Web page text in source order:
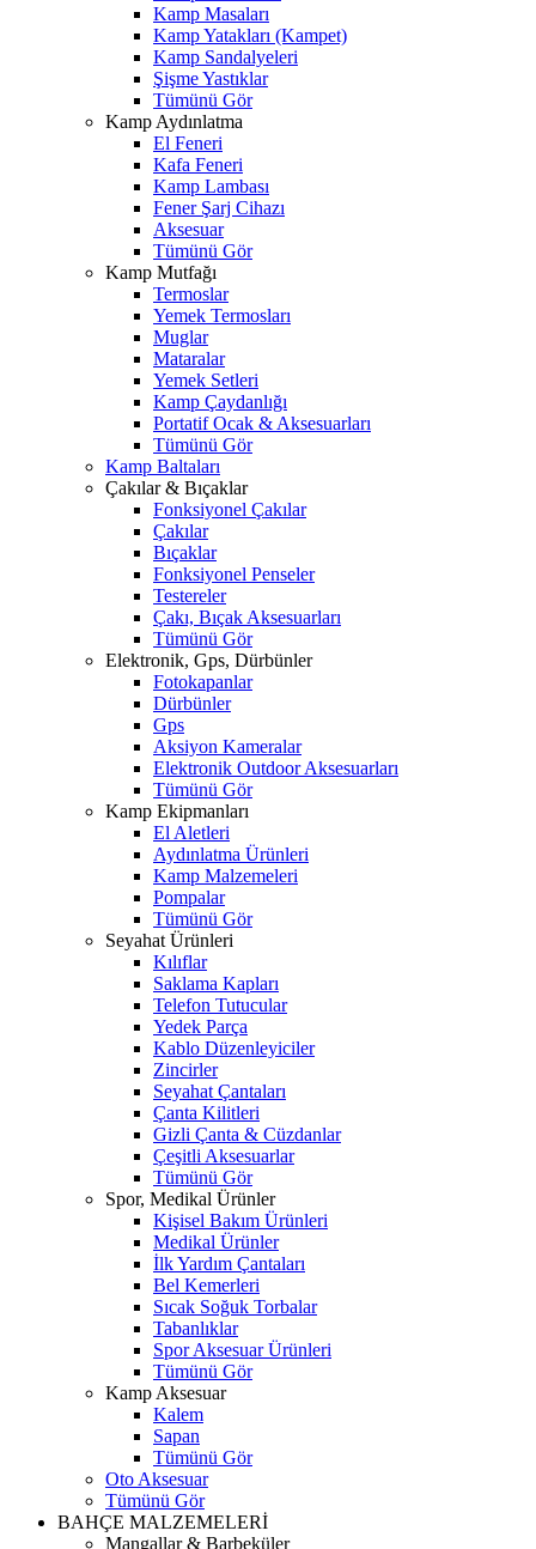
Kamp Masaları
Kamp Yatakları (Kampet)
Kamp Sandalyeleri
Şişme Yastıklar
Tümünü Gör
Kamp Aydınlatma
El Feneri
Kafa Feneri
Kamp Lambası
Fener Şarj Cihazı
Aksesuar
Tümünü Gör
Kamp Mutfağı
Termoslar
Yemek Termosları
Muglar
Mataralar
Yemek Setleri
Kamp Çaydanlığı
Portatif Ocak & Aksesuarları
Tümünü Gör
Kamp Baltaları
Çakılar & Bıçaklar
Fonksiyonel Çakılar
Çakılar
Bıçaklar
Fonksiyonel Penseler
Testereler
Çakı, Bıçak Aksesuarları
Tümünü Gör
Elektronik, Gps, Dürbünler
Fotokapanlar
Dürbünler
Gps
Aksiyon Kameralar
Elektronik Outdoor Aksesuarları
Tümünü Gör
Kamp Ekipmanları
El Aletleri
Aydınlatma Ürünleri
Kamp Malzemeleri
Pompalar
Tümünü Gör
Seyahat Ürünleri
Kılıflar
Saklama Kapları
Telefon Tutucular
Yedek Parça
Kablo Düzenleyiciler
Zincirler
Seyahat Çantaları
Çanta Kilitleri
Gizli Çanta & Cüzdanlar
Çeşitli Aksesuarlar
Tümünü Gör
Spor, Medikal Ürünler
Kişisel Bakım Ürünleri
Medikal Ürünler
İlk Yardım Çantaları
Bel Kemerleri
Sıcak Soğuk Torbalar
Tabanlıklar
Spor Aksesuar Ürünleri
Tümünü Gör
Kamp Aksesuar
Kalem
Sapan
Tümünü Gör
Oto Aksesuar
Tümünü Gör
BAHÇE MALZEMELERİ
Mangallar & Barbeküler